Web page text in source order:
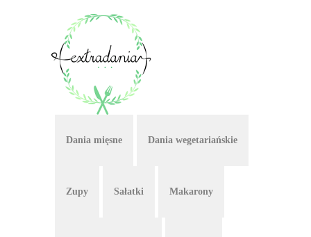
Dania mięsne Dania wegetariańskie
Zupy Sałatki Makarony